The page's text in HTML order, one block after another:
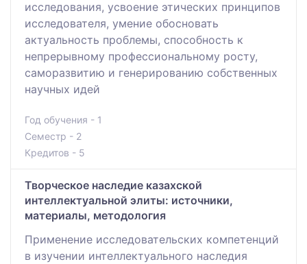
исследования, усвоение этических принципов
исследователя, умение обосновать
актуальность проблемы, способность к
непрерывному профессиональному росту,
саморазвитию и генерированию собственных
научных идей
Год обучения - 1
Семестр - 2
Кредитов - 5
Творческое наследие казахской
интеллектуальной элиты: источники,
материалы, методология
Применение исследовательских компетенций
в изучении интеллектуального наследия